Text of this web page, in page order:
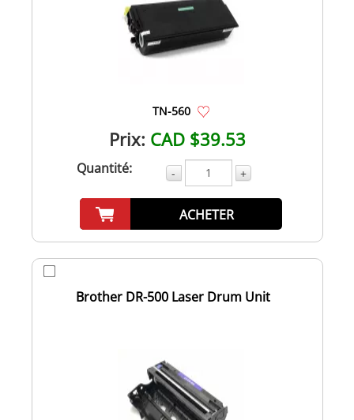
TN-560
Prix: CAD $39.53
Quantité: - +
ACHETER
Brother DR-500 Laser Drum Unit